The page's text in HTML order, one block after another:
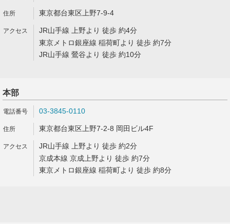
東京都台東区上野7-9-4
JR山手線 上野より 徒歩 約4分
東京メトロ銀座線 稲荷町より 徒歩 約7分
JR山手線 鶯谷より 徒歩 約10分
本部
03-3845-0110
東京都台東区上野7-2-8 岡田ビル4F
JR山手線 上野より 徒歩 約2分
京成本線 京成上野より 徒歩 約7分
東京メトロ銀座線 稲荷町より 徒歩 約8分